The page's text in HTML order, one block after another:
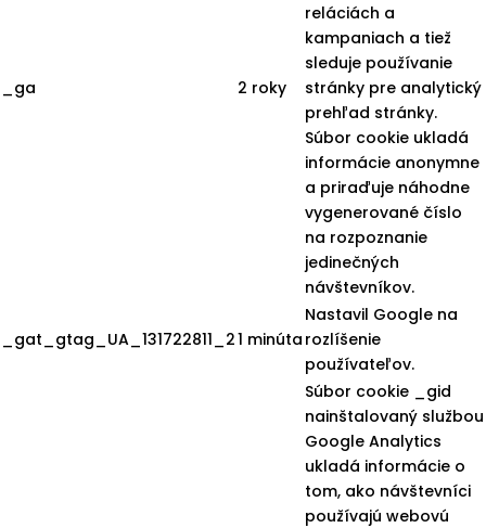
_ga 2 roky
reláciách a
kampaniach a tiež
sleduje používanie
stránky pre analytický
prehľad stránky.
Súbor cookie ukladá
informácie anonymne
a priraďuje náhodne
vygenerované číslo
na rozpoznanie
jedinečných
návštevníkov.
_gat_gtag_UA_131722811_21 minúta
Nastavil Google na
rozlíšenie
používateľov.
Súbor cookie _gid
nainštalovaný službou
Google Analytics
ukladá informácie o
tom, ako návštevníci
používajú webovú